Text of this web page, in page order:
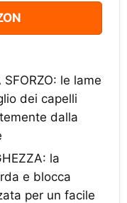
SFORZO: le lame
dei capelli
dalla
la
e blocca
per un facile